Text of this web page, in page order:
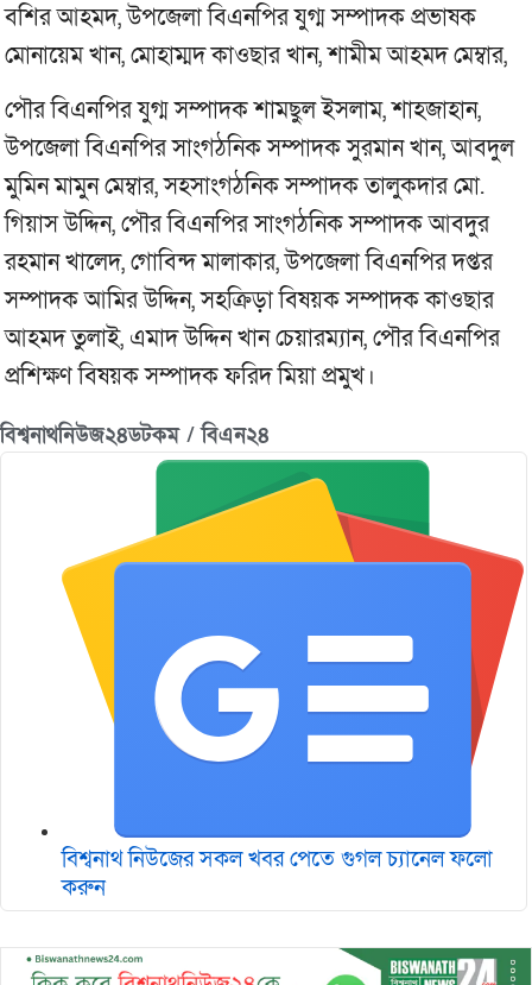
বশির আহমদ, উপজেলা বিএনপির যুগ্ম সম্পাদক প্রভাষক
মোনায়েম খান, মোহাম্মদ কাওছার খান, শামীম আহমদ মেম্বার,
পৌর বিএনপির যুগ্ম সম্পাদক শামছুল ইসলাম, শাহজাহান,
উপজেলা বিএনপির সাংগঠনিক সম্পাদক সুরমান খান, আবদুল
মুমিন মামুন মেম্বার, সহসাংগঠনিক সম্পাদক তালুকদার মো.
গিয়াস উদ্দিন, পৌর বিএনপির সাংগঠনিক সম্পাদক আবদুর
রহমান খালেদ, গোবিন্দ মালাকার, উপজেলা বিএনপির দপ্তর
সম্পাদক আমির উদ্দিন, সহক্রিড়া বিষয়ক সম্পাদক কাওছার
আহমদ তুলাই, এমাদ উদ্দিন খান চেয়ারম্যান, পৌর বিএনপির
প্রশিক্ষণ বিষয়ক সম্পাদক ফরিদ মিয়া প্রমুখ।
বিশ্বনাথনিউজ২৪ডটকম / বিএন২৪
বিশ্বনাথ নিউজের সকল খবর পেতে গুগল চ‌্যানেল ফলো
করুন